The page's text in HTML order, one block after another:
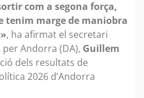
com a segona força,
tenim marge de maniobra
, ha afirmat el secretari
Andorra (DA), Guillem
dels resultats de
2026 d’Andorra